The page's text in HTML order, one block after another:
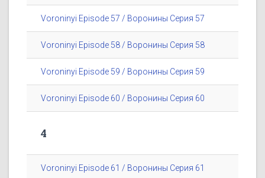
Voroninyi Episode 57 / Воронины Серия 57
Voroninyi Episode 58 / Воронины Серия 58
Voroninyi Episode 59 / Воронины Серия 59
Voroninyi Episode 60 / Воронины Серия 60
4
Voroninyi Episode 61 / Воронины Серия 61